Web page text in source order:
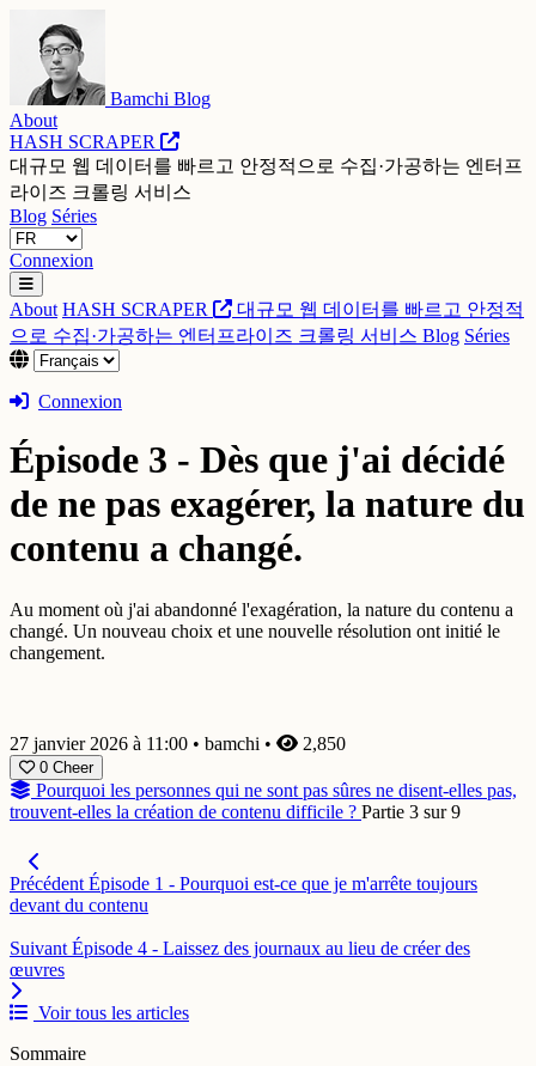
Bamchi Blog
About
HASH SCRAPER
대규모 웹 데이터를 빠르고 안정적으로 수집·가공하는 엔터프
라이즈 크롤링 서비스
Blog Séries
Connexion
About HASH SCRAPER
대규모 웹 데이터를 빠르고 안정적
으로 수집·가공하는 엔터프라이즈 크롤링 서비스 Blog Séries
Connexion
Épisode 3 - Dès que j'ai décidé
de ne pas exagérer, la nature du
contenu a changé.
Au moment où j'ai abandonné l'exagération, la nature du contenu a
changé. Un nouveau choix et une nouvelle résolution ont initié le
changement.
27 janvier 2026 à 11:00 • bamchi • 2,850
0 Cheer
Pourquoi les personnes qui ne sont pas sûres ne disent-elles pas,
trouvent-elles la création de contenu difficile ? Partie 3 sur 9
Précédent Épisode 1 - Pourquoi est-ce que je m'arrête toujours
devant du contenu
Suivant Épisode 4 - Laissez des journaux au lieu de créer des
œuvres
Voir tous les articles
Sommaire